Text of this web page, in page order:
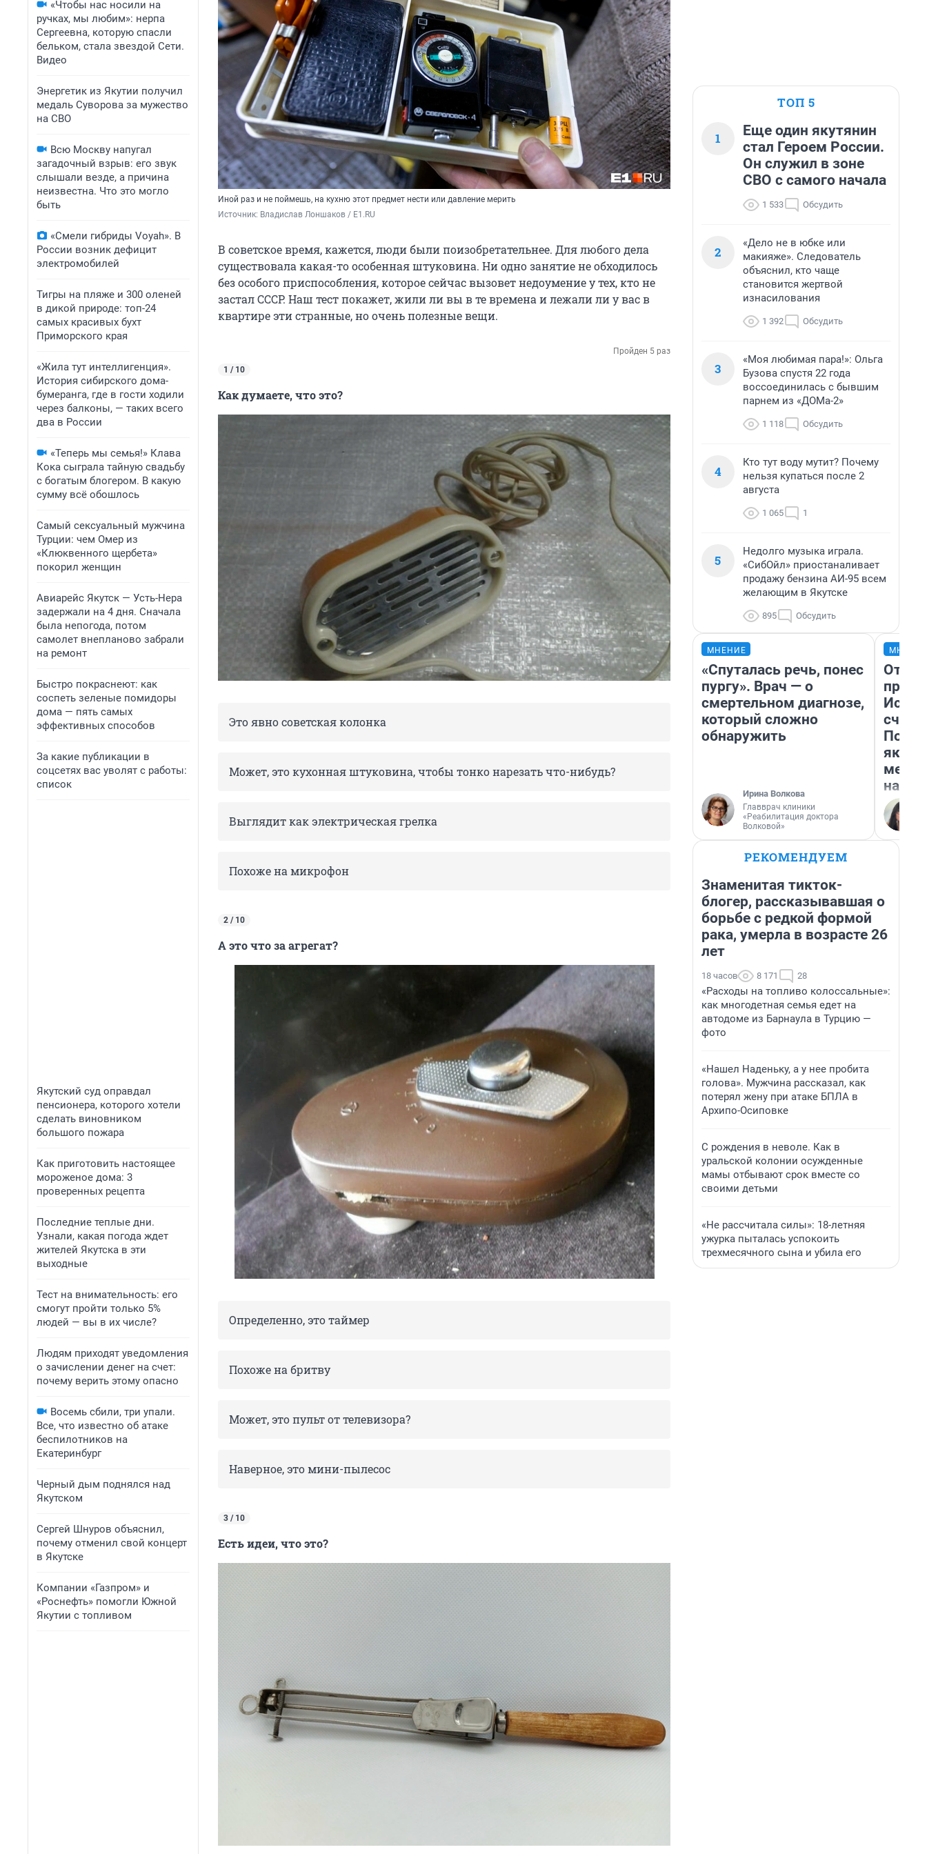
«Чтобы нас носили на
ручках, мы любим»: нерпа
Сергеевна, которую спасли
бельком, стала звездой Сети.
Видео
Энергетик из Якутии получил
медаль Суворова за мужество
на СВО
Всю Москву напугал
загадочный взрыв: его звук
слышали везде, а причина
неизвестна. Что это могло
быть
«Смели гибриды Voyah». В
России возник дефицит
электромобилей
Тигры на пляже и 300 оленей
в дикой природе: топ-24
самых красивых бухт
Приморского края
«Жила тут интеллигенция».
История сибирского дома-
бумеранга, где в гости ходили
через балконы, — таких всего
два в России
«Теперь мы семья!» Клава
Кока сыграла тайную свадьбу
с богатым блогером. В какую
сумму всё обошлось
Самый сексуальный мужчина
Турции: чем Омер из
«Клюквенного щербета»
покорил женщин
Авиарейс Якутск — Усть-Нера
задержали на 4 дня. Сначала
была непогода, потом
самолет внепланово забрали
на ремонт
Быстро покраснеют: как
соспеть зеленые помидоры
дома — пять самых
эффективных способов
За какие публикации в
соцсетях вас уволят с работы:
список
Якутский суд оправдал
пенсионера, которого хотели
сделать виновником
большого пожара
Как приготовить настоящее
мороженое дома: 3
проверенных рецепта
Последние теплые дни.
Узнали, какая погода ждет
жителей Якутска в эти
выходные
Тест на внимательность: его
смогут пройти только 5%
людей — вы в их числе?
Людям приходят уведомления
о зачислении денег на счет:
почему верить этому опасно
Восемь сбили, три упали.
Все, что известно об атаке
беспилотников на
Екатеринбург
Черный дым поднялся над
Якутском
Сергей Шнуров объяснил,
почему отменил свой концерт
в Якутске
Компании «Газпром» и
«Роснефть» помогли Южной
Якутии с топливом
Иной раз и не поймешь, на кухню этот предмет нести или давление мерить
Источник: Владислав Лоншаков / E1.RU
В советское время, кажется, люди были поизобретательнее. Для любого дела
существовала какая-то особенная штуковина. Ни одно занятие не обходилось
без особого приспособления, которое сейчас вызовет недоумение у тех, кто не
застал СССР. Наш тест покажет, жили ли вы в те времена и лежали ли у вас в
квартире эти странные, но очень полезные вещи.
Пройден 5 раз
1 / 10
Как думаете, что это?
Это явно советская колонка
Может, это кухонная штуковина, чтобы тонко нарезать что-нибудь?
Выглядит как электрическая грелка
Похоже на микрофон
2 / 10
А это что за агрегат?
Определенно, это таймер
Похоже на бритву
Может, это пульт от телевизора?
Наверное, это мини-пылесос
3 / 10
Есть идеи, что это?
ТОП 5
1
Еще один якутянин
стал Героем России.
Он служил в зоне
СВО с самого начала
1 533 Обсудить
2
«Дело не в юбке или
макияже». Следователь
объяснил, кто чаще
становится жертвой
изнасилования
1 392 Обсудить
3
«Моя любимая пара!»: Ольга
Бузова спустя 22 года
воссоединилась с бывшим
парнем из «ДОМа-2»
1 118 Обсудить
4
Кто тут воду мутит? Почему
нельзя купаться после 2
августа
1 065 1
5
Недолго музыка играла.
«СибОйл» приостаналивает
продажу бензина АИ-95 всем
желающим в Якутске
895 Обсудить
МНЕНИЕ
«Спуталась речь, понес
пургу». Врач — о
смертельном диагнозе,
который сложно
обнаружить
Ирина Волкова
Главврач клиники
«Реабилитация доктора
Волковой»
метр
РЕКОМЕНДУЕМ
Знаменитая тикток-
блогер, рассказывавшая о
борьбе с редкой формой
рака, умерла в возрасте 26
лет
18 часов 8 171 28
«Расходы на топливо колоссальные»:
как многодетная семья едет на
автодоме из Барнаула в Турцию —
фото
«Нашел Наденьку, а у нее пробита
голова». Мужчина рассказал, как
потерял жену при атаке БПЛА в
Архипо-Осиповке
С рождения в неволе. Как в
уральской колонии осужденные
мамы отбывают срок вместе со
своими детьми
«Не рассчитала силы»: 18-летняя
ужурка пыталась успокоить
трехмесячного сына и убила его